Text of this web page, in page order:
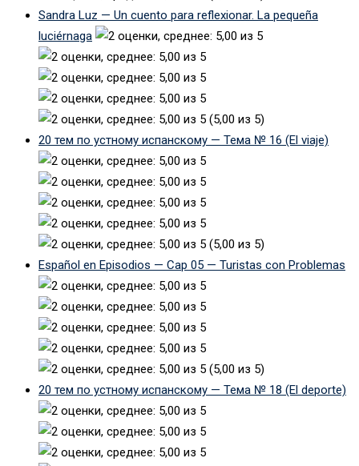
Sandra Luz — Un cuento para reflexionar. La pequeña
luciérnaga
(5,00 из 5)
20 тем по устному испанскому — Тема № 16 (El viaje)
(5,00 из 5)
Español en Episodios — Cap 05 — Turistas con Problemas
(5,00 из 5)
20 тем по устному испанскому — Тема № 18 (El deporte)